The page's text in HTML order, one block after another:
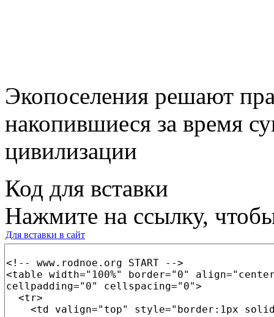
Экопоселения решают
накопившиеся за время
цивилизации
Код для вставки
Нажмите на ссылку,
Для вставки в сайт